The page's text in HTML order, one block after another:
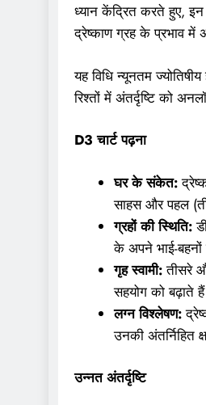
ध्यान केंद्रित करते हुए,
द्रेष्काण ग्रह के प्रभाव में
यह विधि न्यूनतम
रिश्तों में अंतर्दृष्टि को
D3 चार्ट पढ़ना
घर के संकेत:
साहस और पहल
ग्रहों की स्थिति:
के अपने भाई-
गृह स्वामी:तीसरे
सहयोग को बढ़ाते
लग्न विश्लेषण:
उनकी अंतर्निहित
उन्नत अंतर्दृष्टि